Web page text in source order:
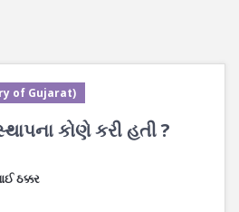
of Gujarat)
કોણે કરી હતી ?
ઠક્કર